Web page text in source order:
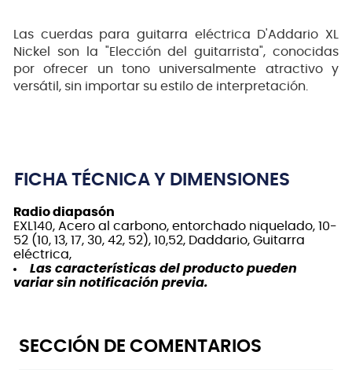
Las cuerdas para guitarra eléctrica D'Addario XL
Nickel son la "Elección del guitarrista", conocidas
por ofrecer un tono universalmente atractivo y
versátil, sin importar su estilo de interpretación.
FICHA TÉCNICA Y DIMENSIONES
Radio diapasón
EXL140, Acero al carbono, entorchado niquelado, 10-
52 (10, 13, 17, 30, 42, 52), 10,52, Daddario, Guitarra
eléctrica,
Las características del producto pueden
variar sin notificación previa.